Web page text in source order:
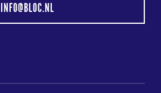
INFO@BLOC.NL